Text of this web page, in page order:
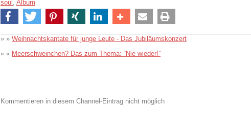
soul
Album
» » Weihnachtskantate für junge Leute - Das Jubiläumskonzert
« « Meerschweinchen? Das zum Thema: “Nie wieder!”
Kommentieren in diesem Channel-Eintrag nicht möglich